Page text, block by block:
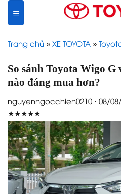
content
Trang chủ » XE TOYOTA »
So sánh Toyota Wigo G
nào đáng mua hơn?
nguyenngocchien0210 · 08/
★★★★★